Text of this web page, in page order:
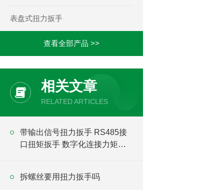
表盘式扭力扳手
查看全部产品 >>
相关文章
RELATED ARTICLES
带输出信号扭力扳手 RS485接
口扭矩扳手 数字化连接力矩扳
拆螺丝要用扭力扳手吗